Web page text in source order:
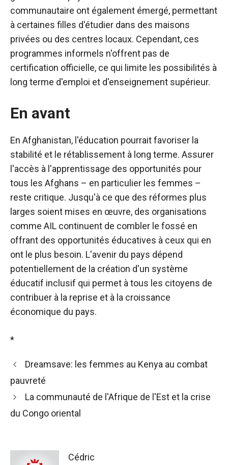
communautaire ont également émergé, permettant
à certaines filles d'étudier dans des maisons
privées ou des centres locaux. Cependant, ces
programmes informels n'offrent pas de
certification officielle, ce qui limite les possibilités à
long terme d'emploi et d'enseignement supérieur.
En avant
En Afghanistan, l'éducation pourrait favoriser la
stabilité et le rétablissement à long terme. Assurer
l'accès à l'apprentissage des opportunités pour
tous les Afghans – en particulier les femmes –
reste critique. Jusqu'à ce que des réformes plus
larges soient mises en œuvre, des organisations
comme AIL continuent de combler le fossé en
offrant des opportunités éducatives à ceux qui en
ont le plus besoin. L'avenir du pays dépend
potentiellement de la création d'un système
éducatif inclusif qui permet à tous les citoyens de
contribuer à la reprise et à la croissance
économique du pays.
*
Dreamsave: les femmes au Kenya au combat
pauvreté
La communauté de l'Afrique de l'Est et la crise
du Congo oriental
Cédric